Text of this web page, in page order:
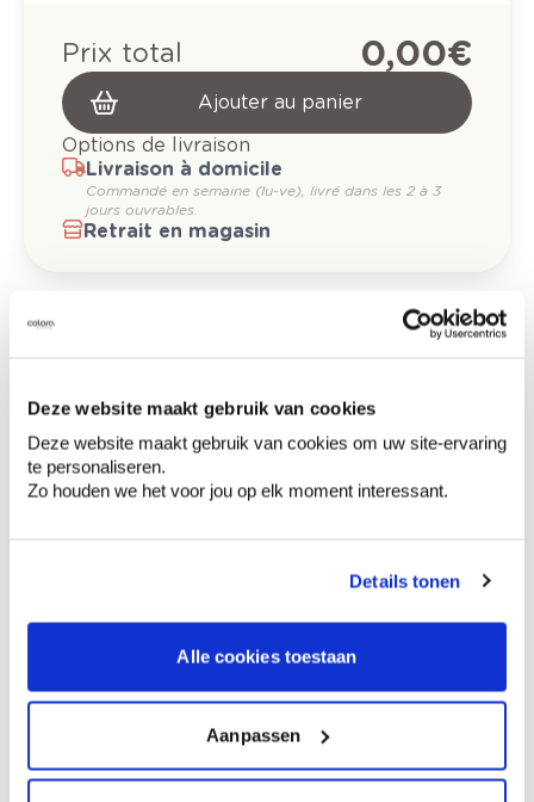
Deze website maakt gebruik van cookies
Deze website maakt gebruik van cookies om uw site-ervaring
te personaliseren.
Zo houden we het voor jou op elk moment interessant.
Details tonen
Alle cookies toestaan
Aanpassen
Prix total 0,00 €
Ajouter au panier
Options de livraison
Livraison à domicile
Commandé en semaine (lu-ve), livré dans les 2 à 3
jours ouvrables.
Retrait en magasin
Comment utiliser?
Préparation